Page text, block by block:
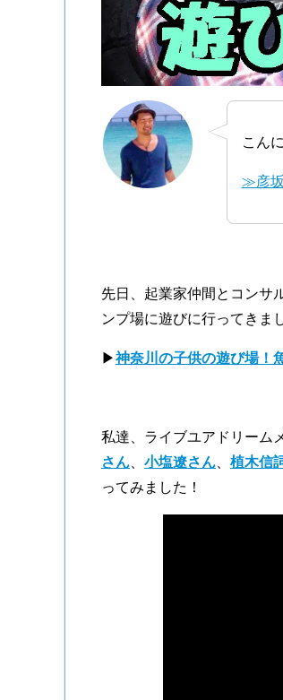
こん
≫彦坂
先日、起業家仲間とコンサ
ンプ場に遊びに行ってきま
▶神奈川の子供の遊び場！
私達、ライブユアドリーム
さん
小塩遼さん 植木信
ってみました！